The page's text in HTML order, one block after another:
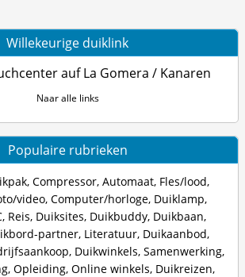
Willekeurige duiklink
auf La Gomera / Kanaren
Naar alle links
Populaire rubrieken
, Compressor, Automaat, Fles/lood,
video, Computer/horloge, Duiklamp,
, Reis, Duiksites, Duikbuddy, Duikbaan,
partner, Literatuur, Duikaanbod,
, Duikwinkels, Samenwerking,
, Opleiding, Online winkels, Duikreizen,